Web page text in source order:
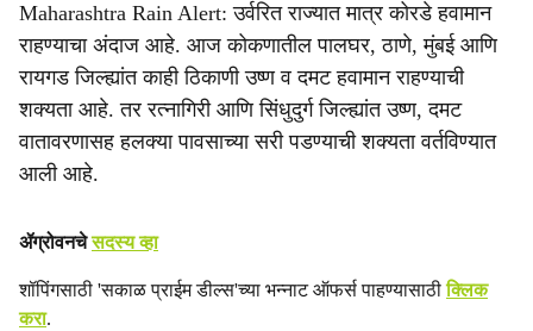
o
c
i
a
h
Maharashtra Rain Alert: उर्वरित राज्यात मात्र कोरडे हवामान
राहण्याचा अंदाज आहे. आज कोकणातील पालघर, ठाणे, मुंबई आणि
रायगड जिल्ह्यांत काही ठिकाणी उष्ण व दमट हवामान राहण्याची
शक्यता आहे. तर रत्नागिरी आणि सिंधुदुर्ग जिल्ह्यांत उष्ण, दमट
वातावरणासह हलक्या पावसाच्या सरी पडण्याची शक्यता वर्तविण्यात
आली आहे.
ॲग्रोवनचेसदस्य व्हा
शॉपिंगसाठी 'सकाळ प्राईम डील्स'च्या भन्नाट ऑफर्स पाहण्यासाठीक्लिक
करा.